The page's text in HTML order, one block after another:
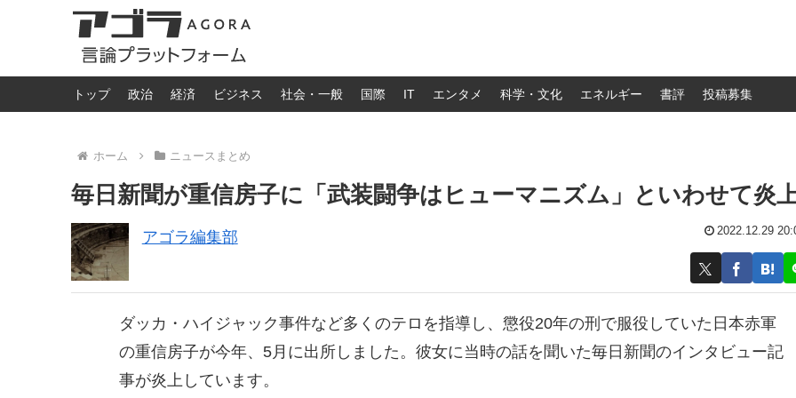
トップ 政治 経済 ビジネス 社会・一般 国際 IT エンタメ 科学・文化 エネルギー 書評 投稿募集
ホーム ニュースまとめ
毎日新聞が重信房子に「武装闘争はヒューマニズム」といわせて炎
アゴラ編集部 2022.12.29
ダッカ・ハイジャック事件など多くのテロを指導し、懲役20年の刑で服役していた日本赤軍
の重信房子が今年、5月に出所しました。彼女に当時の話を聞いた毎日新聞のインタビュー記
事が炎上しています。